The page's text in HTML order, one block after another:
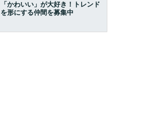
「かわいい」が大好き！トレンド
を形にする仲間を募集中